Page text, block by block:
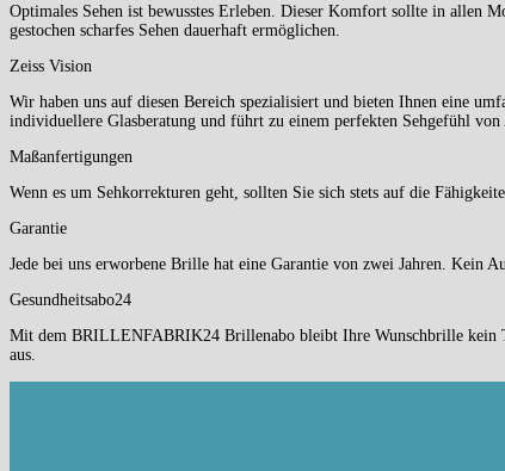
Optimales Sehen ist bewusstes Erleben. Dieser Komfort sollte in allen
gestochen scharfes Sehen dauerhaft ermöglichen.
Zeiss Vision
Wir haben uns auf diesen Bereich spezialisiert und bieten Ihnen eine
individuellere Glasberatung und führt zu einem perfekten Sehgefühl von
Maßanfertigungen
Wenn es um Sehkorrekturen geht, sollten Sie sich stets auf die
Garantie
Jede bei uns erworbene Brille hat eine Garantie von zwei Jahren. Kein
Gesundheitsabo24
Mit dem BRILLENFABRIK24 Brillenabo bleibt Ihre Wunschbrille kein
aus.